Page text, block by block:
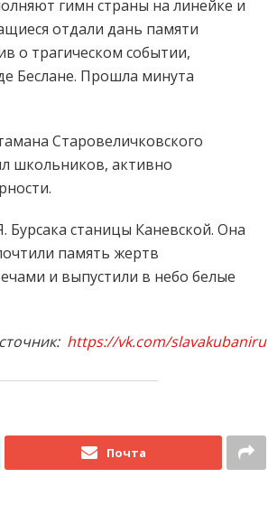
гимн страны на линейке и
отдали дань памяти
о трагическом событии,
Беслане. Прошла минута
Старовеличковского
школьников, активно
станицы Каневской. Она
память жертв
и выпустили в небо белые
https://vk.com/slavakubaniru
Почта